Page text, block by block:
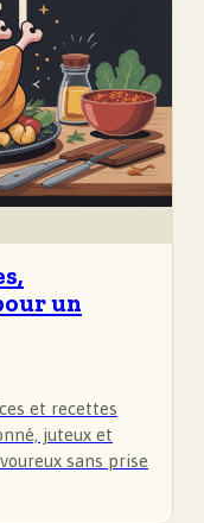
un
et recettes
juteux et
sans prise